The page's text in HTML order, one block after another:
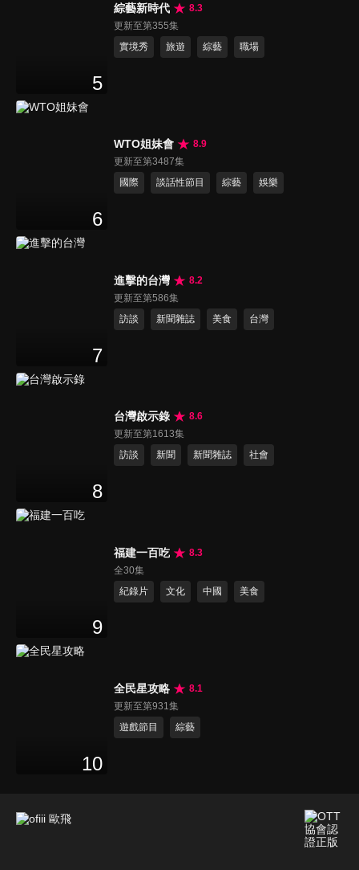
5
綜藝新時代
8.3
更新至第355集
實境秀
旅遊 綜藝 職場
6
WTO姐妹會
8.9
更新至第3487集
國際
談話性節目 綜藝 娛樂
7
進擊的台灣
8.2
更新至第586集
訪談
新聞雜誌 美食 台灣
8
台灣啟示錄
8.6
更新至第1613集
訪談
新聞 新聞雜誌 社會
9
福建一百吃
8.3
全30集
紀錄片
文化 中國 美食
10
全民星攻略
8.1
更新至第931集
遊戲節目
綜藝